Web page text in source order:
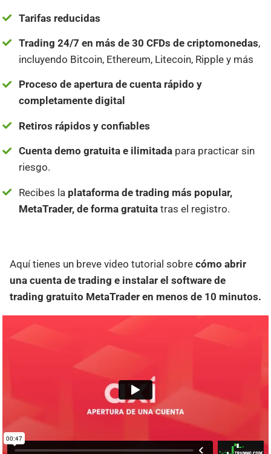
Tarifas reducidas
Trading 24/7 en más de 30 CFDs de criptomonedas,
incluyendo Bitcoin, Ethereum, Litecoin, Ripple y más
Proceso de apertura de cuenta rápido y
completamente digital
Retiros rápidos y confiables
Cuenta demo gratuita e ilimitada para practicar sin
riesgo.
Recibes la plataforma de trading más popular,
MetaTrader, de forma gratuita tras el registro.
Aquí tienes un breve video tutorial sobre cómo abrir
una cuenta de trading e instalar el software de
trading gratuito MetaTrader en menos de 10 minutos.